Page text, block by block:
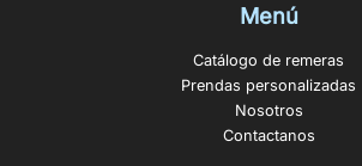
Menú
Catálogo de remeras
Prendas personalizadas
Nosotros
Contactanos